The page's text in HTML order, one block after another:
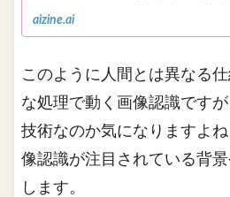
aizine.ai
このように人間とは異なる
な処理で動く画像認識です
技術なのか気になりますよ
像認識が注目されている背
します。